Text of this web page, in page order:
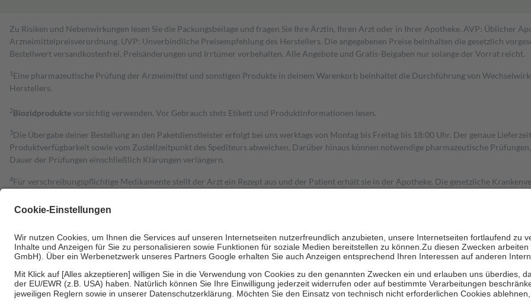
Zu Risiken und Nebenwirkungen lesen Sie die Packungsbeilage und fragen Sie Ihre Ärztin, Ihren Arzt oder in Ihrer Apotheke. AVP: Üblicher
Arzneimittelpreisverordnung. UVP: Unverbindliche Preisempfehlung des Herstellers. Die angegebenen Preise beinhalten die gesetzlich
Bestell­wert versand­kosten­frei. Preisänderungen und Irrtümer vorbehalten. Alle Angebote und Gratis-Beigaben nur solange der Vorrat reicht.
1 Eine pharmazeutische Prüfung der Arzneimittel und sonstigen Produkte in deinem Warenkorb beinhaltet die Durchführung von
Herstellers.
2Biozidproduktevorsichtig verwenden. Vor Gebrauch stets Etikett und Produktinformationen lesen.
3Die Übergabe deiner Bestellung an den Paketdienstleister erfolgt bei uns werktags von Montag bis Freitag bis 18:00 Uhr. Der genaue
Produktverfügbarkeit sowie vom Zustellzeitpunkt des Spediteurs abweichen. Darüber hinaus können notwendige pharmazeutische
Dauer der Prüfungen einschließlich Klärungen verlängern.
4Für verschreibungspflichtige Medikamente stellt der Arzt ein Rezept aus und der Patient erhält sie in der Apotheke. Die gesetzliche
Grundsätzlich leisten Mitglieder Zuzahlungen in Höhe von zehn Prozent des Abgabepreises,
Bei Heilmitteln und häuslicher Krankenpflege beträgt die Zuzahlung zehn Prozent der Kosten sowie zehn Euro je Verordnung.
Um das Engagement der Versicherten für ihre eigene Gesundheit zu stärken und die besondere Stellung der Familie zu unterstützen, fallen
• Untersuchungen zur Vorsorge und Früherkennung, die von der GKV getragen werden
• empfohlenen Schutzimpfungen